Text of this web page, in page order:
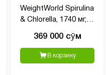
WeightWorld Spirulina
& Chlorella, 1740 мг,
369 000 сӯм
В корзину